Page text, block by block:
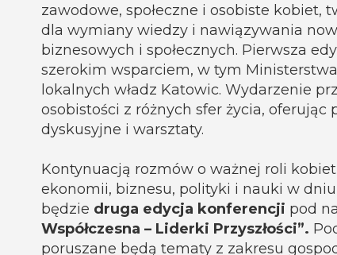
zawodowe, społeczne i osobiste kobiet,
dla wymiany wiedzy i nawiązywania
biznesowych i społecznych. Pierwsza
szerokim wsparciem, w tym Ministerstwa
lokalnych władz Katowic. Wydarzenie
osobistości z różnych sfer życia, oferując
dyskusyjne i warsztaty.
Kontynuacją rozmów o ważnej roli
ekonomii, biznesu, polityki i nauki w dniu
będzie druga edycja konferencji pod
Współczesna – Liderki Przyszłości”.
poruszane będą tematy z zakresu